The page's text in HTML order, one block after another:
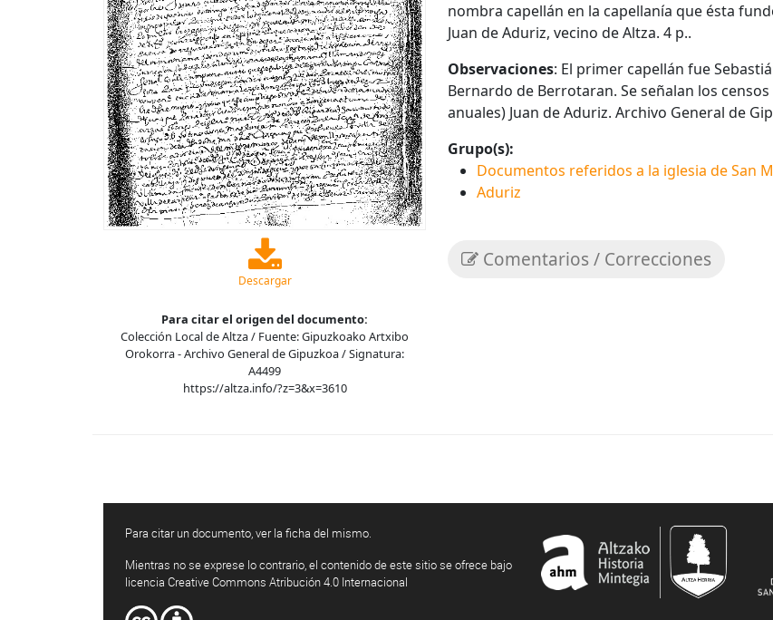
Descargar
Para citar el origen del documento:
Colección Local de Altza / Fuente: Gipuzkoako Artxibo
Orokorra - Archivo General de Gipuzkoa / Signatura:
A4499
https://altza.info/?z=3&x=3610
nombra capellán en la capellanía que ésta
Juan de Aduriz, vecino de Altza. 4 p..
Observaciones: El primer capellán fue
Bernardo de Berrotaran. Se señalan los
anuales) Juan de Aduriz. Archivo General de
Grupo(s):
Documentos referidos a la iglesia de San
Aduriz
Comentarios / Correcciones
Para citar un documento, ver la ficha del mismo.
Mientras no se exprese lo contrario, el contenido de este sitio se ofrece bajo
licencia Creative Commons Atribución 4.0 Internacional